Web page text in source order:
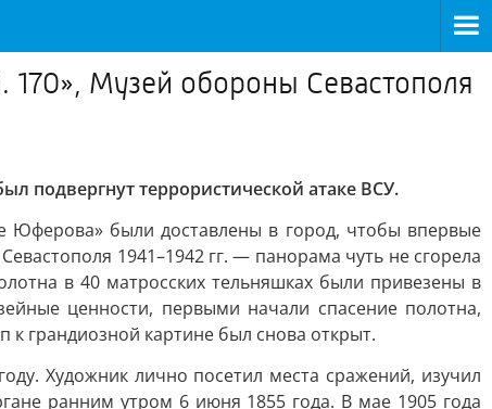
Музей обороны Севастополя
подвергнут террористической атаке ВСУ.
были доставлены в город, чтобы впервые
1941–1942 гг. — панорама чуть не сгорела
в 40 матросских тельняшках были привезены в
ценности, первыми начали спасение полотна,
к грандиозной картине был снова открыт.
Художник лично посетил места сражений, изучил
ранним утром 6 июня 1855 года. В мае 1905 года